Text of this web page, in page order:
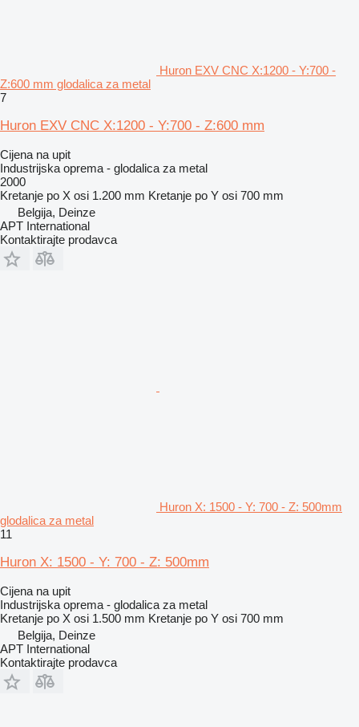
Huron EXV CNC X:1200 - Y:700 -
Z:600 mm glodalica za metal
7
Huron EXV CNC X:1200 - Y:700 - Z:600 mm
Cijena na upit
Industrijska oprema - glodalica za metal
2000
Kretanje po X osi 1.200 mm Kretanje po Y osi 700 mm
Belgija, Deinze
APT International
Kontaktirajte prodavca
Huron X: 1500 - Y: 700 - Z: 500mm
glodalica za metal
11
Huron X: 1500 - Y: 700 - Z: 500mm
Cijena na upit
Industrijska oprema - glodalica za metal
Kretanje po X osi 1.500 mm Kretanje po Y osi 700 mm
Belgija, Deinze
APT International
Kontaktirajte prodavca